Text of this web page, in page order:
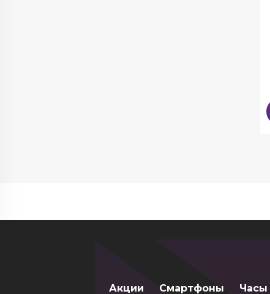
Акции Смартфоны Часы